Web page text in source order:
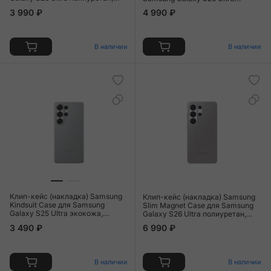
прозрачный
3 990 ₽
В наличии
4 990 ₽
В наличии
Клип-кейс (накладка) Samsung
Kindsuit Case для Samsung
Galaxy S25 Ultra экокожа,
3 490 ₽
В наличии
Клип-кейс (накладка) Samsung
Slim Magnet Case для Samsung
Galaxy S26 Ultra полиуретан,
6 990 ₽
В наличии